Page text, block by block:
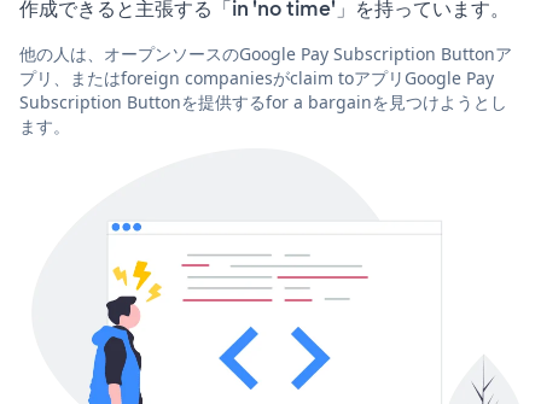
作成できると主張する「in 'no time'」を持っています。
他の人は、オープンソースのGoogle Pay Subscription Buttonア
プリ、またはforeign companiesがclaim toアプリGoogle Pay
Subscription Buttonを提供するfor a bargainを見つけようとし
ます。